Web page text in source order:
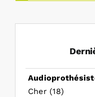
Cher (18)